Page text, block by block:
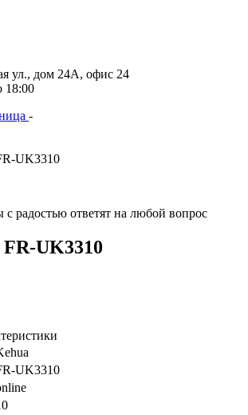
ул., дом 24А, офис 24
18:00
-
UK3310
радостью ответят на любой вопрос
UK3310
UK3310